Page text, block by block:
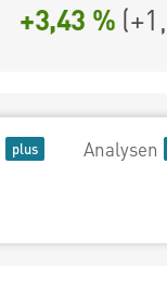
+3,43 % (
Analysen